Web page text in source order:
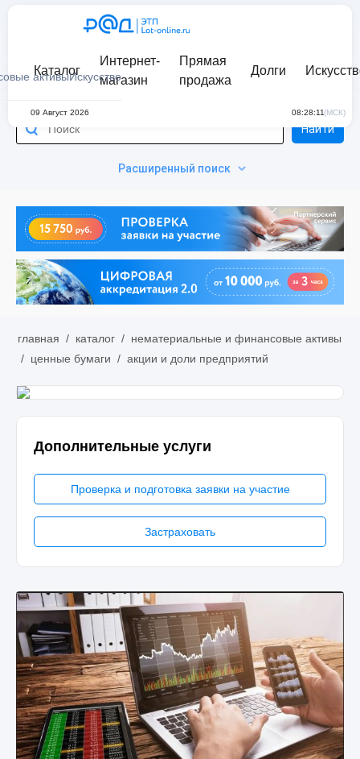
активыИскусство
Каталог
Интернет-
магазин
Прямая
продажа
Долги
09 Август 2026 08:28:11(МСК)
Расширенный поиск
Найти
главная / каталог / нематериальные и финансовые активы
/ ценные бумаги / акции и доли предприятий
Дополнительные услуги
Проверка и подготовка заявки на участие
Застраховать